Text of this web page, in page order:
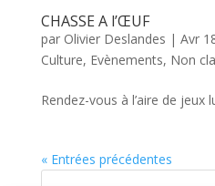
CHASSE A l’ŒUF
par Olivier Deslandes | Avr
Culture, Evènements, Non
Rendez-vous à l’aire de jeux
« Entrées précédentes